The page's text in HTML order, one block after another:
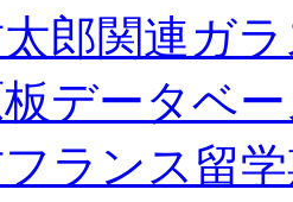
郎関連ガ
データベ
ランス留